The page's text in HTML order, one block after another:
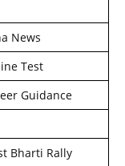
News
Test
Guidance
Bharti Rally